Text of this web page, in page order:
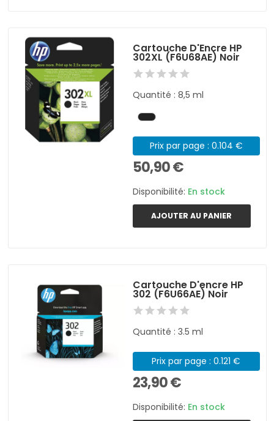
Cartouche D'Encre HP
302XL (F6U68AE) Noir
Quantité : 8,5 ml
Prix par page : 0.104 €
50,90 €
Disponibilité: En stock
AJOUTER AU PANIER
Cartouche D'encre HP
302 (F6U66AE) Noir
Quantité : 3.5 ml
Prix par page : 0.121 €
23,90 €
Disponibilité: En stock